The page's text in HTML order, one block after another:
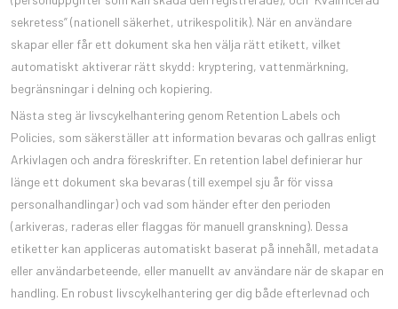
sekretess” (nationell säkerhet, utrikespolitik). När en användare
skapar eller får ett dokument ska hen välja rätt etikett, vilket
automatiskt aktiverar rätt skydd: kryptering, vattenmärkning,
begränsningar i delning och kopiering.
Nästa steg är livscykelhantering genom Retention Labels och
Policies, som säkerställer att information bevaras och gallras enligt
Arkivlagen och andra föreskrifter. En retention label definierar hur
länge ett dokument ska bevaras (till exempel sju år för vissa
personalhandlingar) och vad som händer efter den perioden
(arkiveras, raderas eller flaggas för manuell granskning). Dessa
etiketter kan appliceras automatiskt baserat på innehåll, metadata
eller användarbeteende, eller manuellt av användare när de skapar en
handling. En robust livscykelhantering ger dig både efterlevnad och